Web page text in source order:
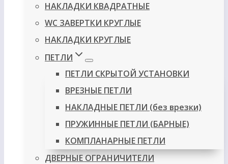
НАКЛАДКИ КВАДРАТНЫЕ
WC ЗАВЕРТКИ КРУГЛЫЕ
НАКЛАДКИ КРУГЛЫЕ
ПЕТЛИ
ПЕТЛИ СКРЫТОЙ УСТАНОВКИ
ВРЕЗНЫЕ ПЕТЛИ
НАКЛАДНЫЕ ПЕТЛИ (без врезки)
ПРУЖИННЫЕ ПЕТЛИ (БАРНЫЕ)
КОМПЛАНАРНЫЕ ПЕТЛИ
ДВЕРНЫЕ ОГРАНИЧИТЕЛИ